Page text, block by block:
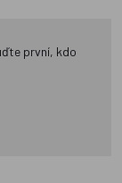
první, kdo